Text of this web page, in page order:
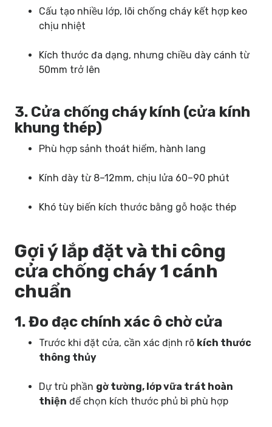
Cấu tạo nhiều lớp, lõi chống cháy kết hợp keo
chịu nhiệt
Kích thước đa dạng, nhưng chiều dày cánh từ
50mm trở lên
3. Cửa chống cháy kính (cửa kính
khung thép)
Phù hợp sảnh thoát hiểm, hành lang
Kính dày từ 8–12mm, chịu lửa 60–90 phút
Khó tùy biến kích thước bằng gỗ hoặc thép
Gợi ý lắp đặt và thi công
cửa chống cháy 1 cánh
chuẩn
1. Đo đạc chính xác ô chờ cửa
Trước khi đặt cửa, cần xác định rõ kích thước
thông thủy
Dự trù phần gờ tường, lớp vữa trát hoàn
thiện để chọn kích thước phủ bì phù hợp